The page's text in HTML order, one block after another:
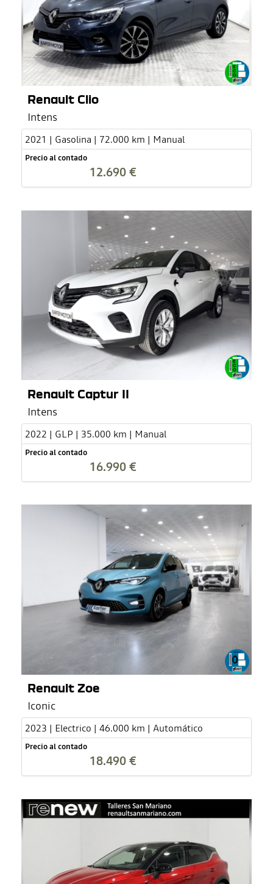
Renault Clio
Intens
2021 | Gasolina | 72.000 km | Manual
Precio al contado
12.690 €
Renault Captur II
Intens
2022 | GLP | 35.000 km | Manual
Precio al contado
16.990 €
Renault Zoe
Iconic
2023 | Electrico | 46.000 km | Automático
Precio al contado
18.490 €